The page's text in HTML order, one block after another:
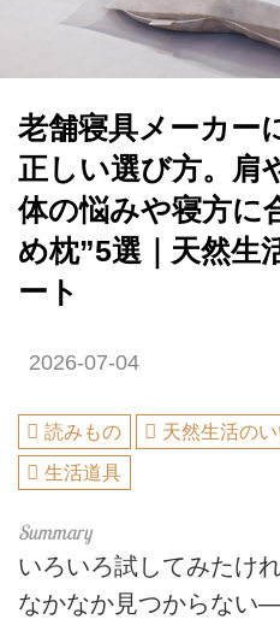
老舗寝具メーカー
正しい選び方。肩
体の悩みや寝方に
め枕”5選｜天然生
ート
2026-07-04
読みもの
天然生活の
生活道具
いろいろ試してみたけ
なかなか見つからない